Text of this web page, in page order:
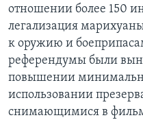
отношении более 150
легализация
к оружию и
референдумы были
повышении
использовании
снимающимися в